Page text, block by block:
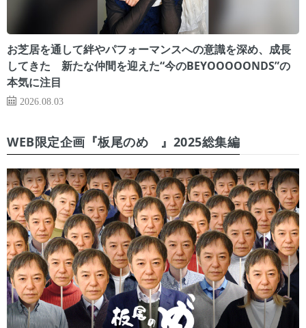
お芝居を通して絆やパフォーマンスへの意識を深め、成長
してきた 新たな仲間を迎えた“今のBEYOOOOONDS”の
本気に注目
2026.08.03
WEB限定企画『板尾のめ゙』2025総集編